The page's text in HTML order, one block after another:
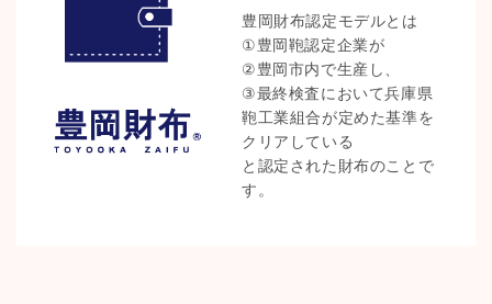
豊岡財布認定モデルとは
①豊岡鞄認定企業が
②豊岡市内で生産し、
③最終検査において兵庫県
鞄工業組合が定めた基準を
クリアしている
と認定された財布のことで
す。